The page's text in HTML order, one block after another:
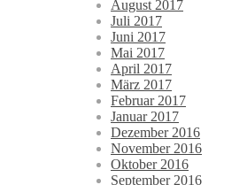
August 2017
Juli 2017
Juni 2017
Mai 2017
April 2017
März 2017
Februar 2017
Januar 2017
Dezember 2016
November 2016
Oktober 2016
September 2016